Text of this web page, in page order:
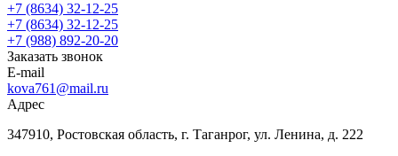
+7 (8634) 32-12-25
+7 (8634) 32-12-25
+7 (988) 892-20-20
Заказать звонок
E-mail
kova761@mail.ru
Адрес
347910, Ростовская область, г. Таганрог, ул. Ленина, д. 222